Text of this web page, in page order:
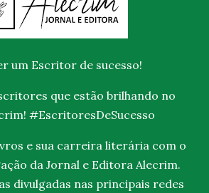
um Escritor de sucesso!
que estão brilhando no
#EscritoresDeSucesso
e sua carreira literária com o
da Jornal e Editora Alecrim.
divulgadas nas principais redes